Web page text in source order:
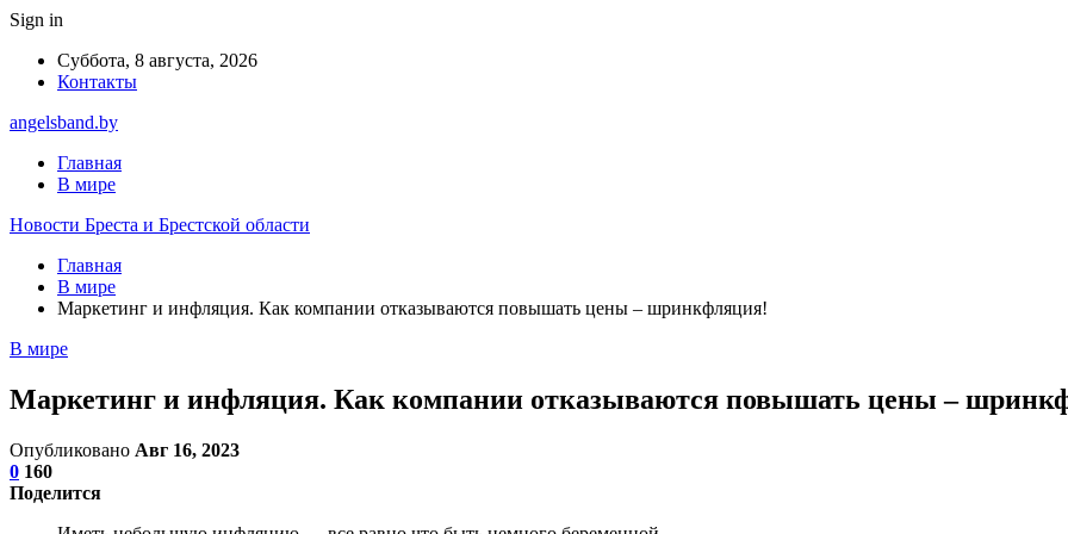
Sign in
Суббота, 8 августа, 2026
Контакты
angelsband.by
Главная
В мире
Новости Бреста и Брестской области
Главная
В мире
Маркетинг и инфляция. Как компании отказываются повышать цены – шринкфляция!
В мире
Маркетинг и инфляция. Как компании отказываются повышать цены –
Опубликовано Авг 16, 2023
0 160
Поделится